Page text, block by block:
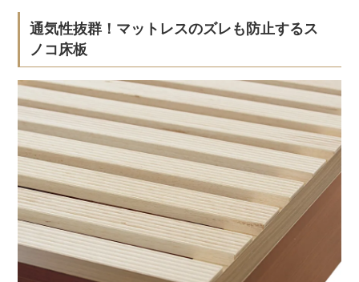
通気性抜群！マットレスのズレも防止するス
ノコ床板